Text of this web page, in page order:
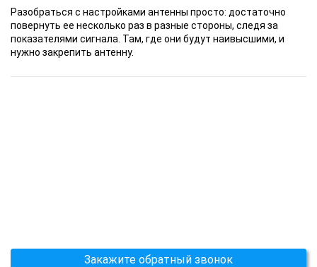
Разобраться с настройками антенны просто: достаточно
повернуть ее несколько раз в разные стороны, следя за
показателями сигнала. Там, где они будут наивысшими, и
нужно закрепить антенну.
Закажите обратный звонок